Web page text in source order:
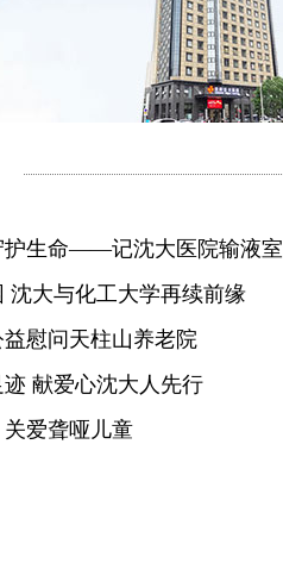
护生命——记沈大医院输液室
沈大与化工大学再续前缘
慰问天柱山养老院
献爱心沈大人先行
爱聋哑儿童